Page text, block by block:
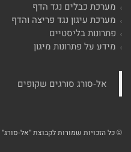
מערכת כבלים נגד הדף
מערכת עיגון נגד פריצה והדף
פתרונות בליסטיים
מידע על פתרונות מיגון
‏אל-סורג סורגים שקופים‏
© כל הזכויות שמורות לקבוצת "אל-סורג"